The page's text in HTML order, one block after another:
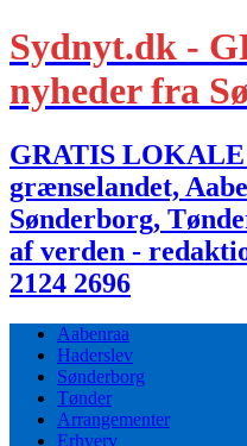
Sydnyt.dk -
nyheder fra
GRATIS
grænselandet,
Sønderborg,
af verden -
2124 2696
Aabenraa
Haderslev
Sønderborg
Tønder
Arrangementer
Erhverv